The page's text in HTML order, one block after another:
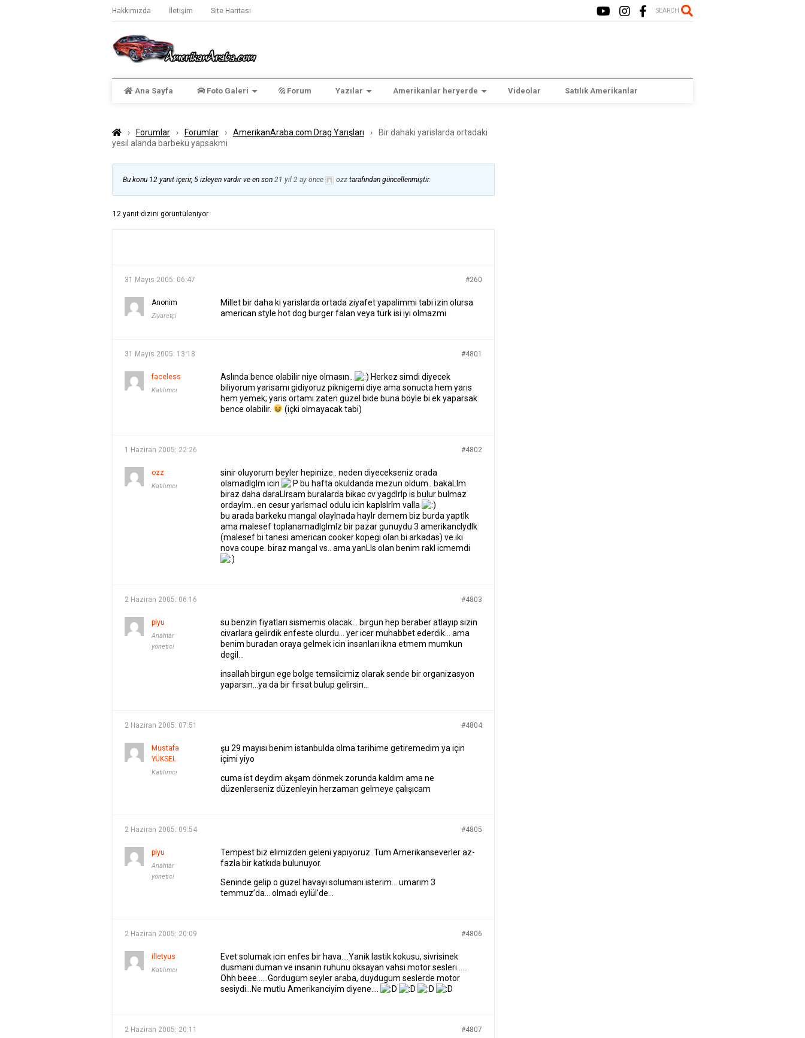
Hakkımızda İletişim Site Haritası SEARCH
Ana Sayfa Foto Galeri Forum Yazılar Amerikanlar heryerde Videolar Satılık Amerikanlar
› Forumlar › Forumlar › AmerikanAraba.com Drag Yarışları ›
Bir dahaki yarislarda ortadaki
yesil alanda barbekü yapsakmi
Bu konu 12 yanıt içerir, 5 izleyen vardır ve en son 21 yıl 2 ay önce ozztarafından güncellenmiştir.
12 yanıt dizini görüntüleniyor
31 Mayıs 2005: 06:47 #260
Anonim
Ziyaretçi
Millet bir daha ki yarislarda ortada ziyafet yapalimmi tabi izin olursa
american style hot dog burger falan veya türk isi iyi olmazmi
31 Mayıs 2005: 13:18 #4801
faceless
Katılımcı
Aslında bence olabilir niye olmasın..
Herkez simdi diyecek
biliyorum yarisamı gidiyoruz piknigemi diye ama sonucta hem yarıs
hem yemek; yaris ortamı zaten güzel bide buna böyle bi ek yaparsak
bence olabilir.
(içki olmayacak tabi)
1 Haziran 2005: 22:26 #4802
ozz
Katılımcı
sinir oluyorum beyler hepinize.. neden diyecekseniz orada
olamadlglm icin
bu hafta okuldanda mezun oldum.. bakaLIm
biraz daha daraLIrsam buralarda bikac cv yagdlrlp is bulur bulmaz
ordaylm.. en cesur yarlsmacl odulu icin kaplslrlm valla
bu arada barkeku mangal olaylnada haylr demem biz burda yaptlk
ama malesef toplanamadlglmlz bir pazar gunuydu 3 amerikanclydlk
(malesef bi tanesi american cooker kopegi olan bi arkadas) ve iki
nova coupe. biraz mangal vs.. ama yanLIs olan benim rakl icmemdi
2 Haziran 2005: 06:16 #4803
piyu
Anahtar
yönetici
su benzin fiyatları sismemis olacak… birgun hep beraber atlayıp sizin
civarlara gelirdik enfeste olurdu… yer icer muhabbet ederdik… ama
benim buradan oraya gelmek icin insanları ikna etmem mumkun
degil…
insallah birgun ege bolge temsilcimiz olarak sende bir organizasyon
yaparsın…ya da bir fırsat bulup gelirsin…
2 Haziran 2005: 07:51 #4804
Mustafa
YÜKSEL
Katılımcı
şu 29 mayısı benim istanbulda olma tarihime getiremedim ya için
içimi yiyo
cuma ist deydim akşam dönmek zorunda kaldım ama ne
düzenlerseniz düzenleyin herzaman gelmeye çalışıcam
2 Haziran 2005: 09:54 #4805
piyu
Anahtar
yönetici
Tempest biz elimizden geleni yapıyoruz. Tüm Amerikanseverler az-
fazla bir katkıda bulunuyor.
Seninde gelip o güzel havayı solumanı isterim… umarım 3
temmuz’da… olmadı eylül’de…
2 Haziran 2005: 20:09 #4806
illetyus
Katılımcı
Evet solumak icin enfes bir hava….Yanik lastik kokusu, sivrisinek
dusmani duman ve insanin ruhunu oksayan vahsi motor sesleri……
Ohh beee……Gordugum seyler araba, duydugum seslerde motor
sesiydi…Ne mutlu Amerikanciyim diyene….
2 Haziran 2005: 20:11 #4807